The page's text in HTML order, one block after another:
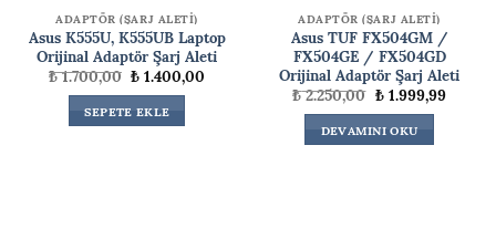
ADAPTÖR (ŞARJ ALETİ)
Asus K555U, K555UB Laptop
Orijinal Adaptör Şarj Aleti
₺1.700,00Orijinal
fiyat:
₺ 1.700,00.
₺1.400,00Şu
SEPETE EKLE
ADAPTÖR (ŞARJ ALETİ)
Asus TUF FX504GM /
FX504GE / FX504GD
Orijinal Adaptör Şarj Aleti
₺2.250,00Orijinal
fiyat:
₺ 2.250,00.
₺1.999,99Şu
andaki
DEVAMINI OKU